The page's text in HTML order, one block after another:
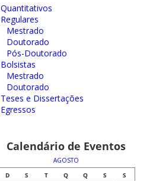
Quantitativos
Regulares
Mestrado
Doutorado
Pós-Doutorado
Bolsistas
Mestrado
Doutorado
Teses e Dissertações
Egressos
Calendário de Eventos
AGOSTO
D
S T Q Q S S